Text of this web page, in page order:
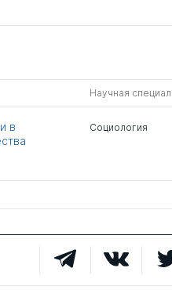
Научная
в
Социология